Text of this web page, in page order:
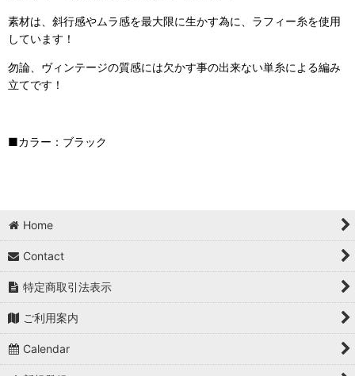
素材は、斜行感やムラ感を最大限に生かす為に、ラフィー糸を使用
しています！
勿論、ヴィンテージの質感には欠かす事の出来ない単糸による編み
立てです！
■カラー：ブラック
Home
Contact
特定商取引法表示
ご利用案内
Calendar